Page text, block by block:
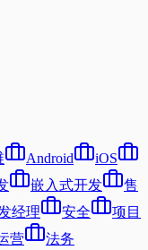
Android
iOS
嵌入式开发
售
经理 安全
项目
营
法务